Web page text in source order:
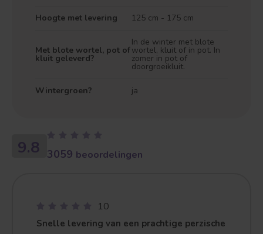
Hoogte met levering 125 cm - 175 cm
Met blote wortel, pot of
kluit geleverd?
In de winter met blote
wortel, kluit of in pot. In
zomer in pot of
doorgroeikluit.
Wintergroen? ja
9.8 3059 beoordelingen
10
Snelle levering van een prachtige perzische
Treurvorm